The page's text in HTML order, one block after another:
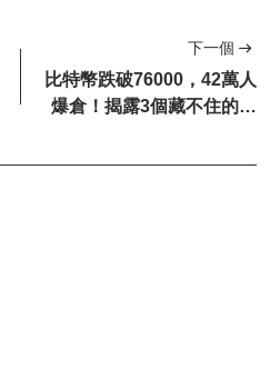
下一個
比特幣跌破76000，42萬人
爆倉！揭露3個藏不住的風